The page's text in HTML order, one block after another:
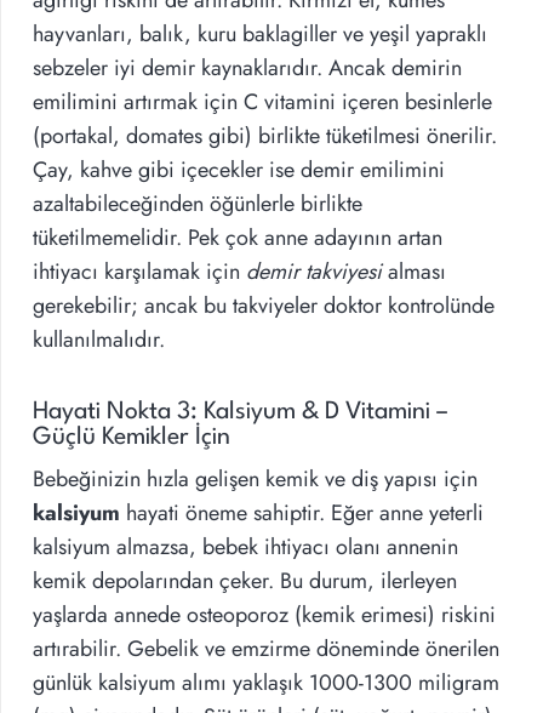
hayvanları, balık, kuru baklagiller ve yeşil yapraklı
sebzeler iyi demir kaynaklarıdır. Ancak demirin
emilimini artırmak için C vitamini içeren besinlerle
(portakal, domates gibi) birlikte tüketilmesi önerilir.
Çay, kahve gibi içecekler ise demir emilimini
azaltabileceğinden öğünlerle birlikte
tüketilmemelidir. Pek çok anne adayının artan
ihtiyacı karşılamak için demir takviyesialması
gerekebilir; ancak bu takviyeler doktor kontrolünde
kullanılmalıdır.
Hayati Nokta 3: Kalsiyum & D Vitamini –
Güçlü Kemikler İçin
Bebeğinizin hızla gelişen kemik ve diş yapısı için
kalsiyum hayati öneme sahiptir. Eğer anne yeterli
kalsiyum almazsa, bebek ihtiyacı olanı annenin
kemik depolarından çeker. Bu durum, ilerleyen
yaşlarda annede osteoporoz (kemik erimesi) riskini
artırabilir. Gebelik ve emzirme döneminde önerilen
günlük kalsiyum alımı yaklaşık 1000-1300 miligram